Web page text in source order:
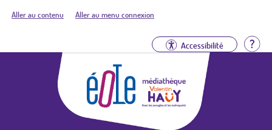
Aller au contenu Aller au menu connexion
Accessibilité